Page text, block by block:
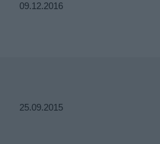
09.12.2016
25.09.2015